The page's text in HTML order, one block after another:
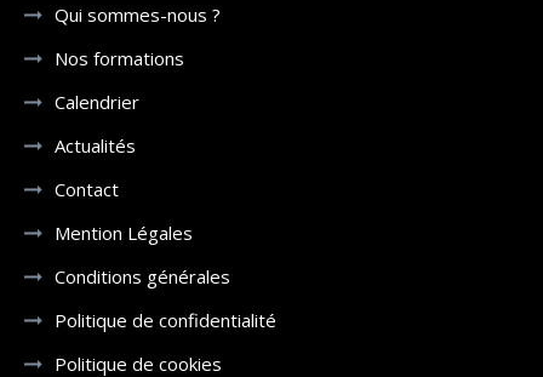
Qui sommes-nous ?
Nos formations
Calendrier
Actualités
Contact
Mention Légales
Conditions générales
Politique de confidentialité
Politique de cookies